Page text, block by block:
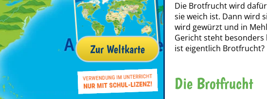
Zur Weltkarte
Die Brotfrucht wird
sie weich ist. Dann wird
wird gewürzt und in
Gericht steht besonders
ist eigentlich Brotfrucht?
Die Brotfrucht